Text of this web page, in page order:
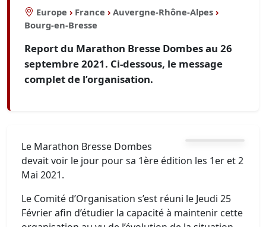
Europe › France › Auvergne-Rhône-Alpes ›
Bourg-en-Bresse
Report du Marathon Bresse Dombes au 26
septembre 2021. Ci-dessous, le message
complet de l’organisation.
Le Marathon Bresse Dombes
devait voir le jour pour sa 1ère édition les 1er et 2
Mai 2021.
Le Comité d’Organisation s’est réuni le Jeudi 25
Février afin d’étudier la capacité à maintenir cette